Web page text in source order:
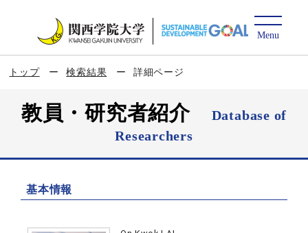
トップ 検索結果 詳細ページ
教員・研究者紹介
Database of
Researchers
基本情報